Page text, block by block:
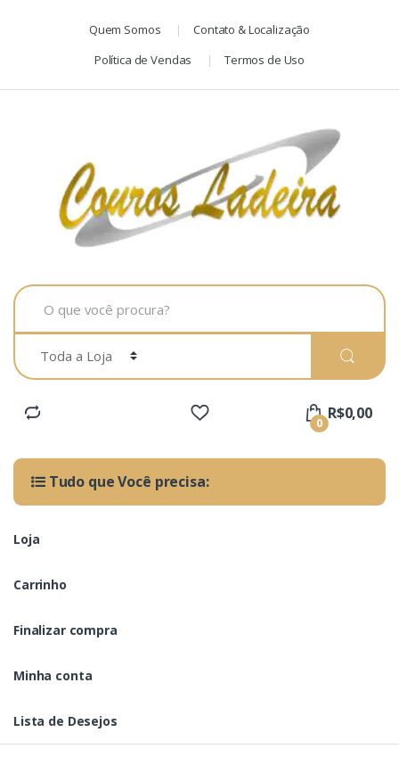
Quem Somos
Contato & Localização
Política de Vendas
Termos de Uso
Search
for:
0
R$0,00
Tudo que Você precisa:
Loja
Carrinho
Finalizar compra
Minha conta
Lista de Desejos